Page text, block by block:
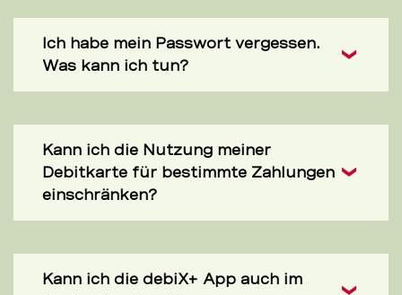
Ich habe mein Passwort vergessen.
Was kann ich tun?
Kann ich die Nutzung meiner
Debitkarte für bestimmte Zahlungen
einschränken?
Kann ich die debiX+ App auch im